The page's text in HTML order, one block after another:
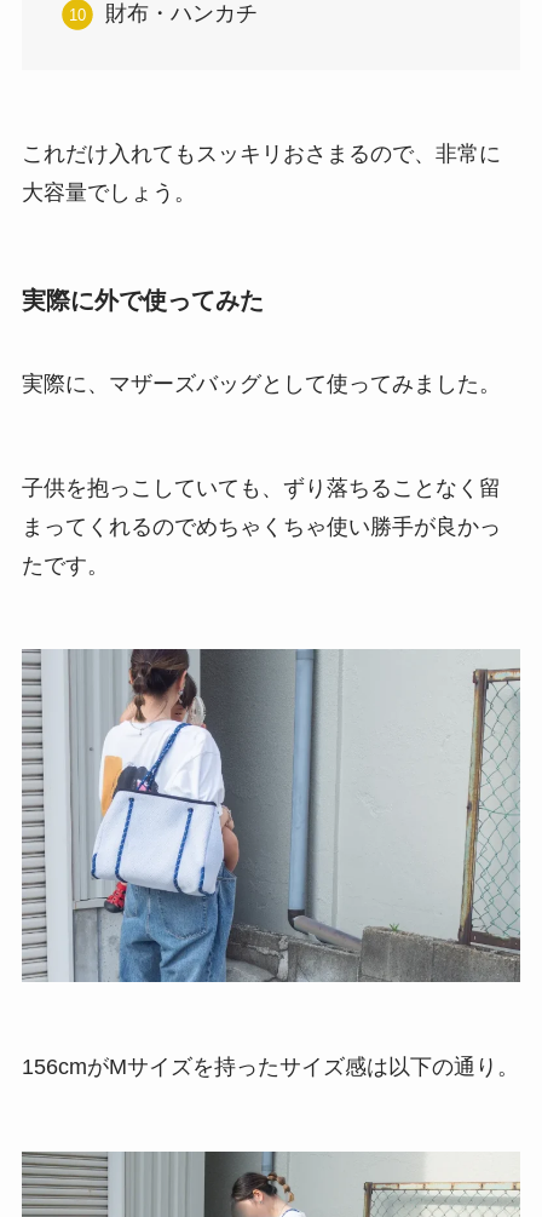
財布・ハンカチ
これだけ入れてもスッキリおさまるので、非常に
大容量でしょう。
実際に外で使ってみた
実際に、マザーズバッグとして使ってみました。
子供を抱っこしていても、ずり落ちることなく留
まってくれるのでめちゃくちゃ使い勝手が良かっ
たです。
156cmがMサイズを持ったサイズ感は以下の通り。